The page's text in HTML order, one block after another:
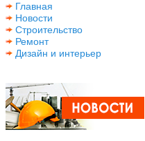
Главная
Новости
Строительство
Ремонт
Дизайн и интерьер